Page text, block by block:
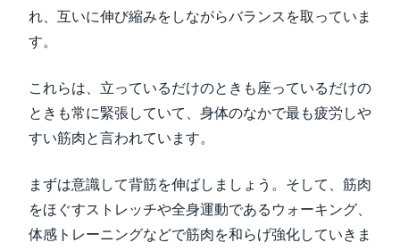
れ、互いに伸び縮みをしながらバランスを取っていま
す。
これらは、立っているだけのときも座っているだけの
ときも常に緊張していて、身体のなかで最も疲労しや
すい筋肉と言われています。
まずは意識して背筋を伸ばしましょう。そして、筋肉
をほぐすストレッチや全身運動であるウォーキング、
体感トレーニングなどで筋肉を和らげ強化していきま